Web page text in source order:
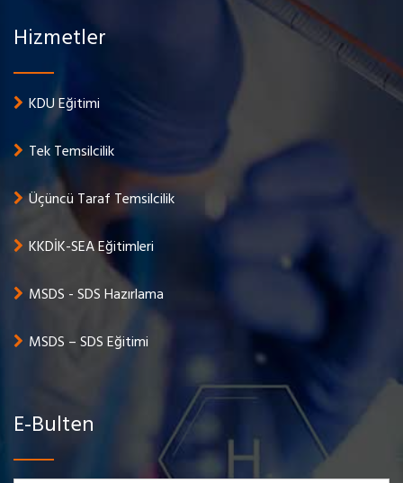
Hizmetler
KDU Eğitimi
Tek Temsilcilik
Üçüncü Taraf Temsilcilik
KKDİK-SEA Eğitimleri
MSDS - SDS Hazırlama
MSDS – SDS Eğitimi
E-Bulten